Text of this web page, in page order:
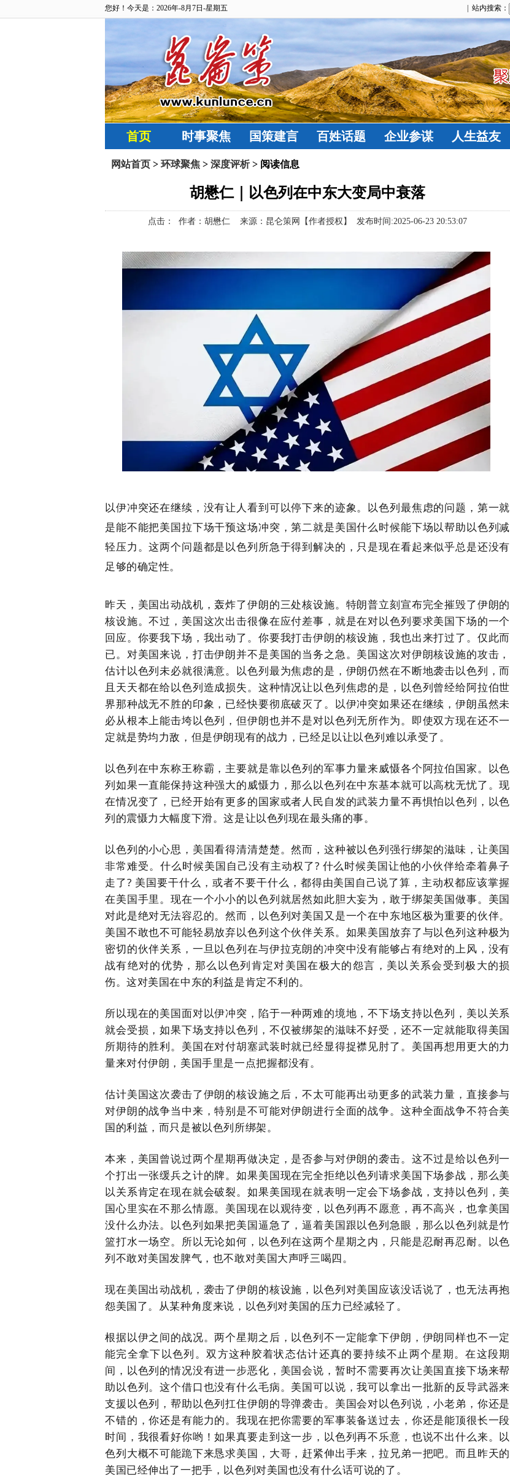
您好！今天是：2026年-8月7日-星期五 | 站内搜索：
首页 时事聚焦 国策建言 百姓话题 企业参谋 人生益友
网站首页 > 环球聚焦 > 深度评析> 阅读信息
胡懋仁｜以色列在中东大变局中衰落
点击： 作者：胡懋仁 来源：昆仑策网【作者授权】 发布时间:2025-06-23 20:53:07
以伊冲突还在继续，没有让人看到可以停下来的迹象。以色列最焦虑的问题，第一就
是能不能把美国拉下场干预这场冲突，第二就是美国什么时候能下场以帮助以色列减
轻压力。这两个问题都是以色列所急于得到解决的，只是现在看起来似乎总是还没有
足够的确定性。
昨天，美国出动战机，轰炸了伊朗的三处核设施。特朗普立刻宣布完全摧毁了伊朗的
核设施。不过，美国这次出击很像在应付差事，就是在对以色列要求美国下场的一个
回应。你要我下场，我出动了。你要我打击伊朗的核设施，我也出来打过了。仅此而
已。对美国来说，打击伊朗并不是美国的当务之急。美国这次对伊朗核设施的攻击，
估计以色列未必就很满意。以色列最为焦虑的是，伊朗仍然在不断地袭击以色列，而
且天天都在给以色列造成损失。这种情况让以色列焦虑的是，以色列曾经给阿拉伯世
界那种战无不胜的印象，已经快要彻底破灭了。以伊冲突如果还在继续，伊朗虽然未
必从根本上能击垮以色列，但伊朗也并不是对以色列无所作为。即使双方现在还不一
定就是势均力敌，但是伊朗现有的战力，已经足以让以色列难以承受了。
以色列在中东称王称霸，主要就是靠以色列的军事力量来威慑各个阿拉伯国家。以色
列如果一直能保持这种强大的威慑力，那么以色列在中东基本就可以高枕无忧了。现
在情况变了，已经开始有更多的国家或者人民自发的武装力量不再惧怕以色列，以色
列的震慑力大幅度下滑。这是让以色列现在最头痛的事。
以色列的小心思，美国看得清清楚楚。然而，这种被以色列强行绑架的滋味，让美国
非常难受。什么时候美国自己没有主动权了? 什么时候美国让他的小伙伴给牵着鼻子
走了? 美国要干什么，或者不要干什么，都得由美国自己说了算，主动权都应该掌握
在美国手里。现在一个小小的以色列就居然如此胆大妄为，敢于绑架美国做事。美国
对此是绝对无法容忍的。然而，以色列对美国又是一个在中东地区极为重要的伙伴。
美国不敢也不可能轻易放弃以色列这个伙伴关系。如果美国放弃了与以色列这种极为
密切的伙伴关系，一旦以色列在与伊拉克朗的冲突中没有能够占有绝对的上风，没有
战有绝对的优势，那么以色列肯定对美国在极大的怨言，美以关系会受到极大的损
伤。这对美国在中东的利益是肯定不利的。
所以现在的美国面对以伊冲突，陷于一种两难的境地，不下场支持以色列，美以关系
就会受损，如果下场支持以色列，不仅被绑架的滋味不好受，还不一定就能取得美国
所期待的胜利。美国在对付胡塞武装时就已经显得捉襟见肘了。美国再想用更大的力
量来对付伊朗，美国手里是一点把握都没有。
估计美国这次袭击了伊朗的核设施之后，不太可能再出动更多的武装力量，直接参与
对伊朗的战争当中来，特别是不可能对伊朗进行全面的战争。这种全面战争不符合美
国的利益，而只是被以色列所绑架。
本来，美国曾说过两个星期再做决定，是否参与对伊朗的袭击。这不过是给以色列一
个打出一张缓兵之计的牌。如果美国现在完全拒绝以色列请求美国下场参战，那么美
以关系肯定在现在就会破裂。如果美国现在就表明一定会下场参战，支持以色列，美
国心里实在不那么情愿。美国现在以观待变，以色列再不愿意，再不高兴，也拿美国
没什么办法。以色列如果把美国逼急了，逼着美国跟以色列急眼，那么以色列就是竹
篮打水一场空。所以无论如何，以色列在这两个星期之内，只能是忍耐再忍耐。以色
列不敢对美国发脾气，也不敢对美国大声呼三喝四。
现在美国出动战机，袭击了伊朗的核设施，以色列对美国应该没话说了，也无法再抱
怨美国了。从某种角度来说，以色列对美国的压力已经减轻了。
根据以伊之间的战况。两个星期之后，以色列不一定能拿下伊朗，伊朗同样也不一定
能完全拿下以色列。双方这种胶着状态估计还真的要持续不止两个星期。在这段期
间，以色列的情况没有进一步恶化，美国会说，暂时不需要再次让美国直接下场来帮
助以色列。这个借口也没有什么毛病。美国可以说，我可以拿出一批新的反导武器来
支援以色列，帮助以色列扛住伊朗的导弹袭击。美国会对以色列说，小老弟，你还是
不错的，你还是有能力的。我现在把你需要的军事装备送过去，你还是能顶很长一段
时间，我很看好你哟！如果真要走到这一步，以色列再不乐意，也说不出什么来。以
色列大概不可能跪下来恳求美国，大哥，赶紧伸出手来，拉兄弟一把吧。而且昨天的
美国已经伸出了一把手，以色列对美国也没有什么话可说的了。